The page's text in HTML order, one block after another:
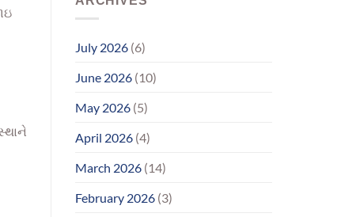
July 2026 (6)
June 2026 (10)
May 2026 (5)
April 2026 (4)
March 2026 (14)
February 2026 (3)